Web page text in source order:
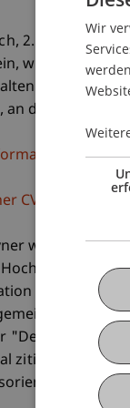
2. Juni 2010,
wird Alan R.
an dieser
CV
werden wir
Systems and
mit
"Design
zitiert. Er gilt
Wir